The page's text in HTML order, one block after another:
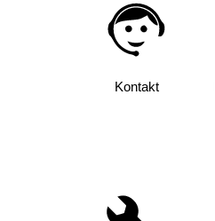
Kontakt